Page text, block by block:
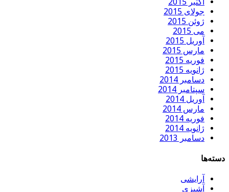
جولای 2015
ژوئن 2015
می 2015
آوریل 2015
مارس 2015
فوریه 2015
ژانویه 2015
دسامبر 2014
سپتامبر 2014
آوریل 2014
مارس 2014
فوریه 2014
ژانویه 2014
دسامبر 2013
دسته‌ها
آرایشی
آشپزی